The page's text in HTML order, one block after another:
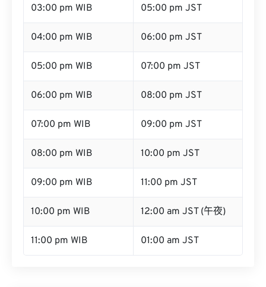
03:00 pm WIB 05:00 pm JST
04:00 pm WIB 06:00 pm JST
05:00 pm WIB 07:00 pm JST
06:00 pm WIB 08:00 pm JST
07:00 pm WIB 09:00 pm JST
08:00 pm WIB 10:00 pm JST
09:00 pm WIB 11:00 pm JST
10:00 pm WIB 12:00 am JST (午夜)
11:00 pm WIB 01:00 am JST